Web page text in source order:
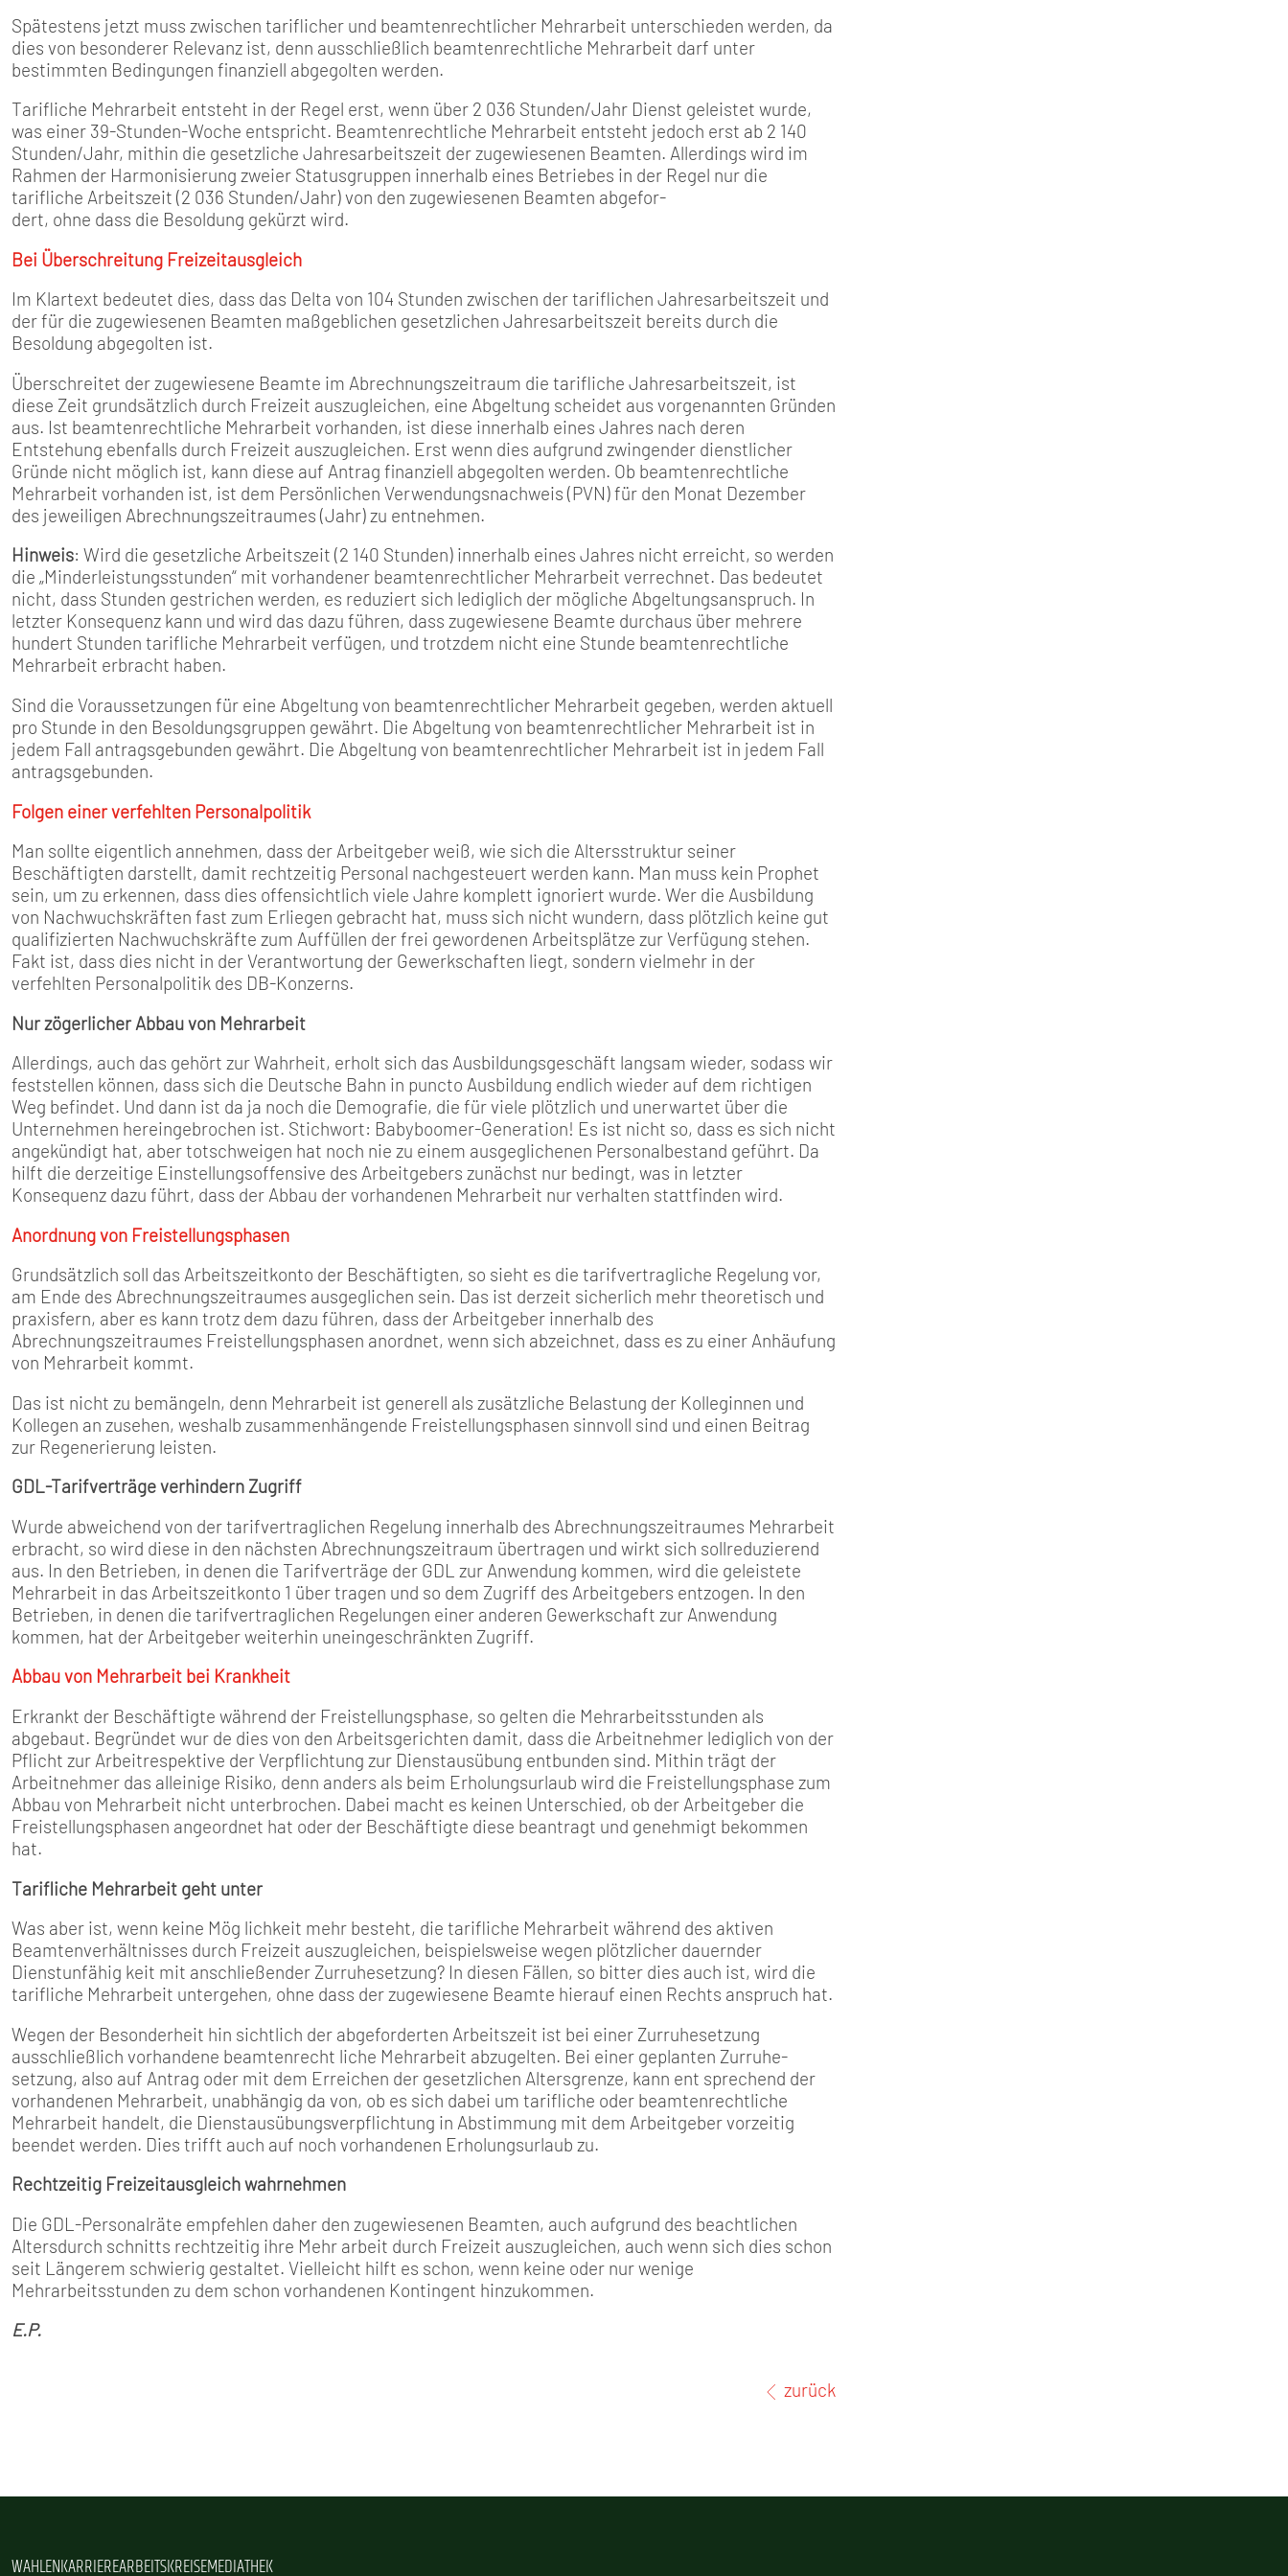
Spätestens jetzt muss zwischen tariflicher und beamtenrechtlicher Mehrarbeit unterschieden werden, da
dies von besonderer Relevanz ist, denn ausschließlich beamtenrechtliche Mehrarbeit darf unter
bestimmten Bedingungen finanziell abgegolten werden.
Tarifliche Mehrarbeit entsteht in der Regel erst, wenn über 2 036 Stunden/Jahr Dienst geleistet wurde,
was einer 39-Stunden-Woche entspricht. Beamtenrechtliche Mehrarbeit entsteht jedoch erst ab 2 140
Stunden/Jahr, mithin die gesetzliche Jahresarbeitszeit der zugewiesenen Beamten. Allerdings wird im
Rahmen der Harmonisierung zweier Statusgruppen innerhalb eines Betriebes in der Regel nur die
tarifliche Arbeitszeit (2 036 Stunden/Jahr) von den zugewiesenen Beamten abgefor-
dert, ohne dass die Besoldung gekürzt wird.
Bei Überschreitung Freizeitausgleich
Im Klartext bedeutet dies, dass das Delta von 104 Stunden zwischen der tariflichen Jahresarbeitszeit und
der für die zugewiesenen Beamten maßgeblichen gesetzlichen Jahresarbeitszeit bereits durch die
Besoldung abgegolten ist.
Überschreitet der zugewiesene Beamte im Abrechnungszeitraum die tarifliche Jahresarbeitszeit, ist
diese Zeit grundsätzlich durch Freizeit auszugleichen, eine Abgeltung scheidet aus vorgenannten Gründen
aus. Ist beamtenrechtliche Mehrarbeit vorhanden, ist diese innerhalb eines Jahres nach deren
Entstehung ebenfalls durch Freizeit auszugleichen. Erst wenn dies aufgrund zwingender dienstlicher
Gründe nicht möglich ist, kann diese auf Antrag finanziell abgegolten werden. Ob beamtenrechtliche
Mehrarbeit vorhanden ist, ist dem Persönlichen Verwendungsnachweis (PVN) für den Monat Dezember
des jeweiligen Abrechnungszeitraumes (Jahr) zu entnehmen.
Hinweis: Wird die gesetzliche Arbeitszeit (2 140 Stunden) innerhalb eines Jahres nicht erreicht, so werden
die „Minderleistungsstunden“ mit vorhandener beamtenrechtlicher Mehrarbeit verrechnet. Das bedeutet
nicht, dass Stunden gestrichen werden, es reduziert sich lediglich der mögliche Abgeltungsanspruch. In
letzter Konsequenz kann und wird das dazu führen, dass zugewiesene Beamte durchaus über mehrere
hundert Stunden tarifliche Mehrarbeit verfügen, und trotzdem nicht eine Stunde beamtenrechtliche
Mehrarbeit erbracht haben.
Sind die Voraussetzungen für eine Abgeltung von beamtenrechtlicher Mehrarbeit gegeben, werden aktuell
pro Stunde in den Besoldungsgruppen gewährt. Die Abgeltung von beamtenrechtlicher Mehrarbeit ist in
jedem Fall antragsgebunden gewährt. Die Abgeltung von beamtenrechtlicher Mehrarbeit ist in jedem Fall
antragsgebunden.
Folgen einer verfehlten Personalpolitik
Man sollte eigentlich annehmen, dass der Arbeitgeber weiß, wie sich die Altersstruktur seiner
Beschäftigten darstellt, damit rechtzeitig Personal nachgesteuert werden kann. Man muss kein Prophet
sein, um zu erkennen, dass dies offensichtlich viele Jahre komplett ignoriert wurde. Wer die Ausbildung
von Nachwuchskräften fast zum Erliegen gebracht hat, muss sich nicht wundern, dass plötzlich keine gut
qualifizierten Nachwuchskräfte zum Auffüllen der frei gewordenen Arbeitsplätze zur Verfügung stehen.
Fakt ist, dass dies nicht in der Verantwortung der Gewerkschaften liegt, sondern vielmehr in der
verfehlten Personalpolitik des DB-Konzerns.
Nur zögerlicher Abbau von Mehrarbeit
Allerdings, auch das gehört zur Wahrheit, erholt sich das Ausbildungsgeschäft langsam wieder, sodass wir
feststellen können, dass sich die Deutsche Bahn in puncto Ausbildung endlich wieder auf dem richtigen
Weg befindet. Und dann ist da ja noch die Demografie, die für viele plötzlich und unerwartet über die
Unternehmen hereingebrochen ist. Stichwort: Babyboomer-Generation! Es ist nicht so, dass es sich nicht
angekündigt hat, aber totschweigen hat noch nie zu einem ausgeglichenen Personalbestand geführt. Da
hilft die derzeitige Einstellungsoffensive des Arbeitgebers zunächst nur bedingt, was in letzter
Konsequenz dazu führt, dass der Abbau der vorhandenen Mehrarbeit nur verhalten stattfinden wird.
Anordnung von Freistellungsphasen
Grundsätzlich soll das Arbeitszeitkonto der Beschäftigten, so sieht es die tarifvertragliche Regelung vor,
am Ende des Abrechnungszeitraumes ausgeglichen sein. Das ist derzeit sicherlich mehr theoretisch und
praxisfern, aber es kann trotz­ dem dazu führen, dass der Arbeitgeber innerhalb des
Abrechnungszeitraumes Freistellungsphasen anordnet, wenn sich abzeichnet, dass es zu einer Anhäufung
von Mehr­arbeit kommt.
Das ist nicht zu bemängeln, denn Mehrarbeit ist generell als zusätzliche Belastung der Kolleginnen und
Kollegen an­ zusehen, weshalb zusammen­hängende Freistellungsphasen sinnvoll sind und einen Beitrag
zur Regenerierung leisten.
GDL-Tarifverträge verhindern Zugriff
Wurde abweichend von der tarifvertraglichen Regelung in­nerhalb des Abrechnungszeit­raumes Mehrarbeit
erbracht, so wird diese in den nächsten Abrechnungszeitraum übertra­gen und wirkt sich sollreduzie­rend
aus. In den Betrieben, in denen die Tarifverträge der GDL zur Anwendung kommen, wird die geleistete
Mehrarbeit in das Arbeitszeitkonto 1 über­ tragen und so dem Zugriff des Arbeitgebers entzogen. In den
Betrieben, in denen die tarif­vertraglichen Regelungen einer anderen Gewerkschaft zur An­wendung
kommen, hat der Ar­beitgeber weiterhin uneingeschränkten Zugriff.
Abbau von Mehrarbeit bei Krankheit
Erkrankt der Beschäftigte wäh­rend der Freistellungsphase, so gelten die Mehrarbeitsstunden als
abgebaut. Begründet wur­ de dies von den Arbeitsgerich­ten damit, dass die Arbeitneh­mer lediglich von der
Pflicht zur Arbeitrespektive der Verpflichtung zur Dienstausübung entbunden sind. Mithin trägt der
Arbeitnehmer das alleinige Risiko, denn anders als beim Erholungsurlaub wird die Frei­stellungsphase zum
Abbau von Mehrarbeit nicht unterbro­chen. Dabei macht es keinen Unterschied, ob der Arbeitge­ber die
Freistellungsphasen angeordnet hat oder der Be­schäftigte diese beantragt und genehmigt bekommen
hat.
Tarifliche Mehrarbeit geht unter
Was aber ist, wenn keine Mög­ lichkeit mehr besteht, die tarif­liche Mehrarbeit während des aktiven
Beamtenverhältnisses durch Freizeit auszugleichen, beispielsweise wegen plötzli­cher dauernder
Dienstunfähig­ keit mit anschließender Zurru­hesetzung? In diesen Fällen, so bitter dies auch ist, wird die
ta­rifliche Mehrarbeit untergehen, ohne dass der zugewiesene Beamte hierauf einen Rechts­ anspruch hat.
Wegen der Besonderheit hin­ sichtlich der abgeforderten Arbeitszeit ist bei einer Zurruhesetzung
ausschließlich vorhandene beamtenrecht­ liche Mehrarbeit abzugelten. Bei einer geplanten Zurruhe­
setzung, also auf Antrag oder mit dem Erreichen der gesetz­lichen Altersgrenze, kann ent­ sprechend der
vorhandenen Mehrarbeit, unabhängig da­ von, ob es sich dabei um tarif­liche oder beamtenrechtliche
Mehrarbeit handelt, die Dienstausübungsverpflichtung in Abstimmung mit dem Arbeitgeber vorzeitig
beendet werden. Dies trifft auch auf noch vorhandenen Erholungs­urlaub zu.
Rechtzeitig Freizeitausgleich wahrnehmen
Die GDL­-Personalräte empfeh­len daher den zugewiesenen Beamten, auch aufgrund des beachtlichen
Altersdurch­ schnitts rechtzeitig ihre Mehr­ arbeit durch Freizeit auszugleichen, auch wenn sich dies schon
seit Längerem schwierig gestaltet. Vielleicht hilft es schon, wenn keine oder nur wenige
Mehrarbeitsstunden zu dem schon vorhandenen Kontingent hinzukommen.
E.P.
zurück
WAHLENKARRIEREARBEITSKREISEMEDIATHEK